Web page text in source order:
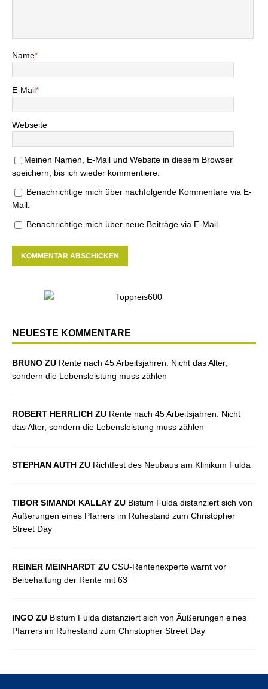
Name*
E-Mail*
Webseite
Meinen Namen, E-Mail und Website in diesem Browser
speichern, bis ich wieder kommentiere.
Benachrichtige mich über nachfolgende Kommentare via E-
Mail.
Benachrichtige mich über neue Beiträge via E-Mail.
NEUESTE KOMMENTARE
BRUNO ZU Rente nach 45 Arbeitsjahren: Nicht das Alter,
sondern die Lebensleistung muss zählen
ROBERT HERRLICH ZU Rente nach 45 Arbeitsjahren: Nicht
das Alter, sondern die Lebensleistung muss zählen
STEPHAN AUTH ZU Richtfest des Neubaus am Klinikum Fulda
TIBOR SIMANDI KALLAY ZU Bistum Fulda distanziert sich von
Äußerungen eines Pfarrers im Ruhestand zum Christopher
Street Day
REINER MEINHARDT ZU CSU-Rentenexperte warnt vor
Beibehaltung der Rente mit 63
INGO ZU Bistum Fulda distanziert sich von Äußerungen eines
Pfarrers im Ruhestand zum Christopher Street Day